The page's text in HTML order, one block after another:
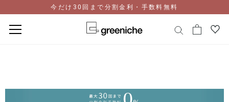
ツ
今だけ30回まで分割金利・手数料無料